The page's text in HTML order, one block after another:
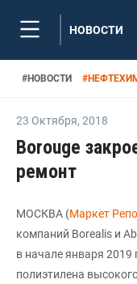
НОВОСТИ
#НОВОСТИ #
23 Октября, 2018
Borouge
ремонт
МОСКВА (Маркет
компаний Borealis и
в начале января
полиэтилена